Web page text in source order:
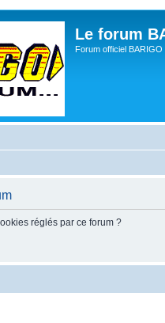
Le forum
Forum officiel BARIGO
réglés par ce forum ?